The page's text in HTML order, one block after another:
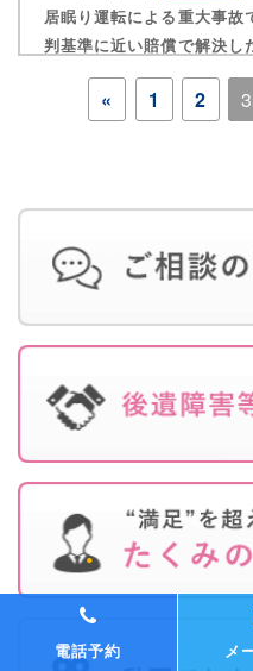
居眠り運転による重大事故
判基準に近い賠償で解決し
2026年01月07日 解決実績
高次脳機能障害について7
2025年12月22日 解決実績
示談解決した事例
2025年12月16日 解決実績
死亡事故についてセカンド
2025年12月05日
自費通院分の治療費を含む
2025年11月26日 解決実績
弁護士が示談交渉をサポ
2025年11月05日 解決実績
過失割合を保険会社主張
示談解決した事例
« 1 2 3
電話予約 メ